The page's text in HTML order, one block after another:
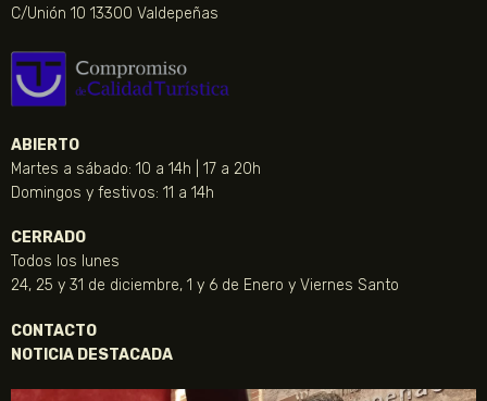
C/Unión 10 13300 Valdepeñas
ABIERTO
Martes a sábado: 10 a 14h | 17 a 20h
Domingos y festivos: 11 a 14h
CERRADO
Todos los lunes
24, 25 y 31 de diciembre, 1 y 6 de Enero y Viernes Santo
CONTACTO
NOTICIA DESTACADA